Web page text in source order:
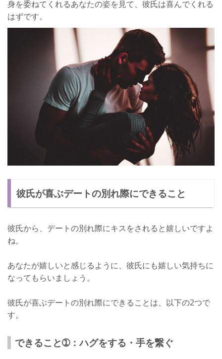
身を委ねてくれるあなたの姿を見て、彼氏は喜んでくれる
はずです。
彼氏が喜ぶデートの別れ際にできること
彼氏から、デートの別れ際にキスをされると嬉しいですよ
ね。
あなたが嬉しいと感じるように、彼氏にも嬉しい気持ちに
なってもらいましょう。
彼氏が喜ぶデートの別れ際にできることは、以下の2つで
す。
できること➀：ハグをする・手を繋ぐ